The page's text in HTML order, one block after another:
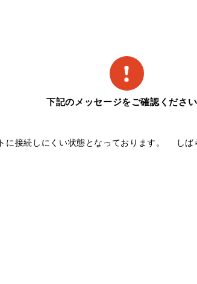
下記のメッセージをご確認ください
に接続しにくい状態となっております。 しば